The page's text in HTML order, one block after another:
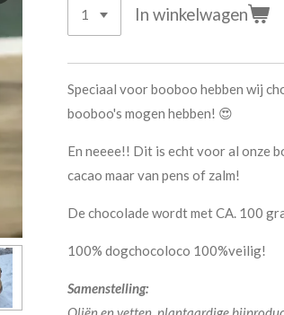
In winkelwagen
Speciaal voor booboo hebben wij
booboo's mogen hebben! 😍
En neeee!! Dit is echt voor al onze
cacao maar van pens of zalm!
De chocolade wordt met CA. 100
100% dogchocoloco 100%veilig!
Samenstelling: